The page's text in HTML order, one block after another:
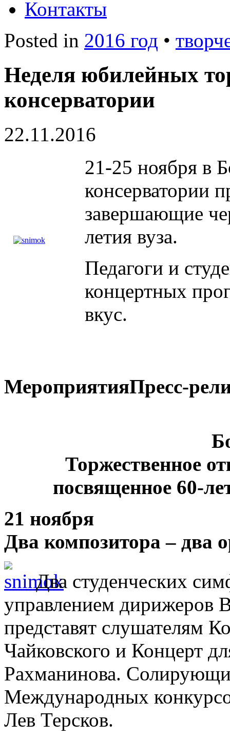
Контакты
Posted in 2016 год •
Неделя юбилейных
консерватории
22.11.2016
21-25 ноября в
консерватории
завершающие
летия вуза.
Педагоги и
концертных
вкус.
МероприятияПресс-
Торжественное
посвященное 60-
21 ноября
Два композитора – два
Два студенческих
управлением дирижеров
представят слушателям
Чайковского и Концерт
Рахманинова.
Международных
Лев Терсков.